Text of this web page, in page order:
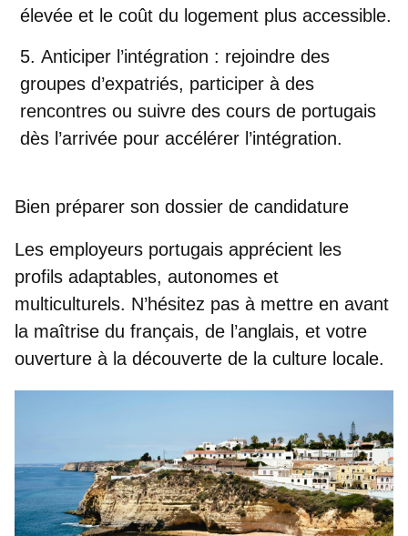
élevée et le coût du logement plus accessible.
Anticiper l’intégration : rejoindre des
groupes d’expatriés, participer à des
rencontres ou suivre des cours de portugais
dès l’arrivée pour accélérer l’intégration.
Bien préparer son dossier de candidature
Les employeurs portugais apprécient les
profils adaptables, autonomes et
multiculturels. N’hésitez pas à mettre en avant
la maîtrise du français, de l’anglais, et votre
ouverture à la découverte de la culture locale.